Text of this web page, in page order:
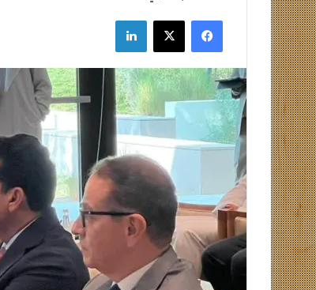
فيسبوك
‫X لينكدإن
الوهمية
التعليم
للكيانات